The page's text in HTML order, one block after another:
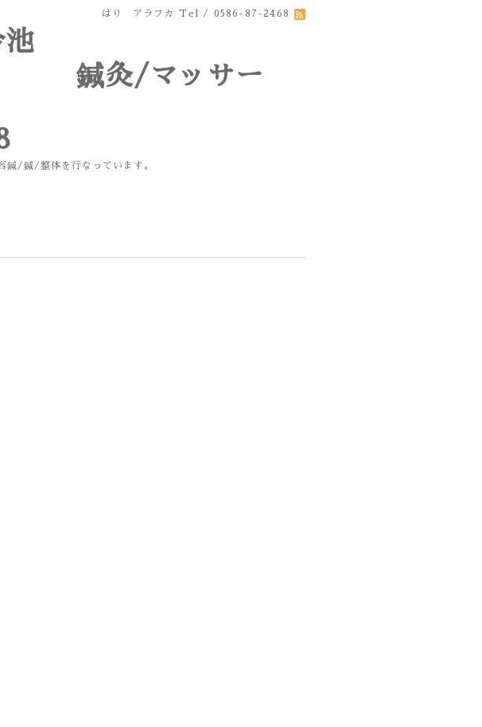
はり アラフカ Tel / 0586-87-2468
今池
サー
安全な、最新美容鍼/鍼/整体を行なっています。